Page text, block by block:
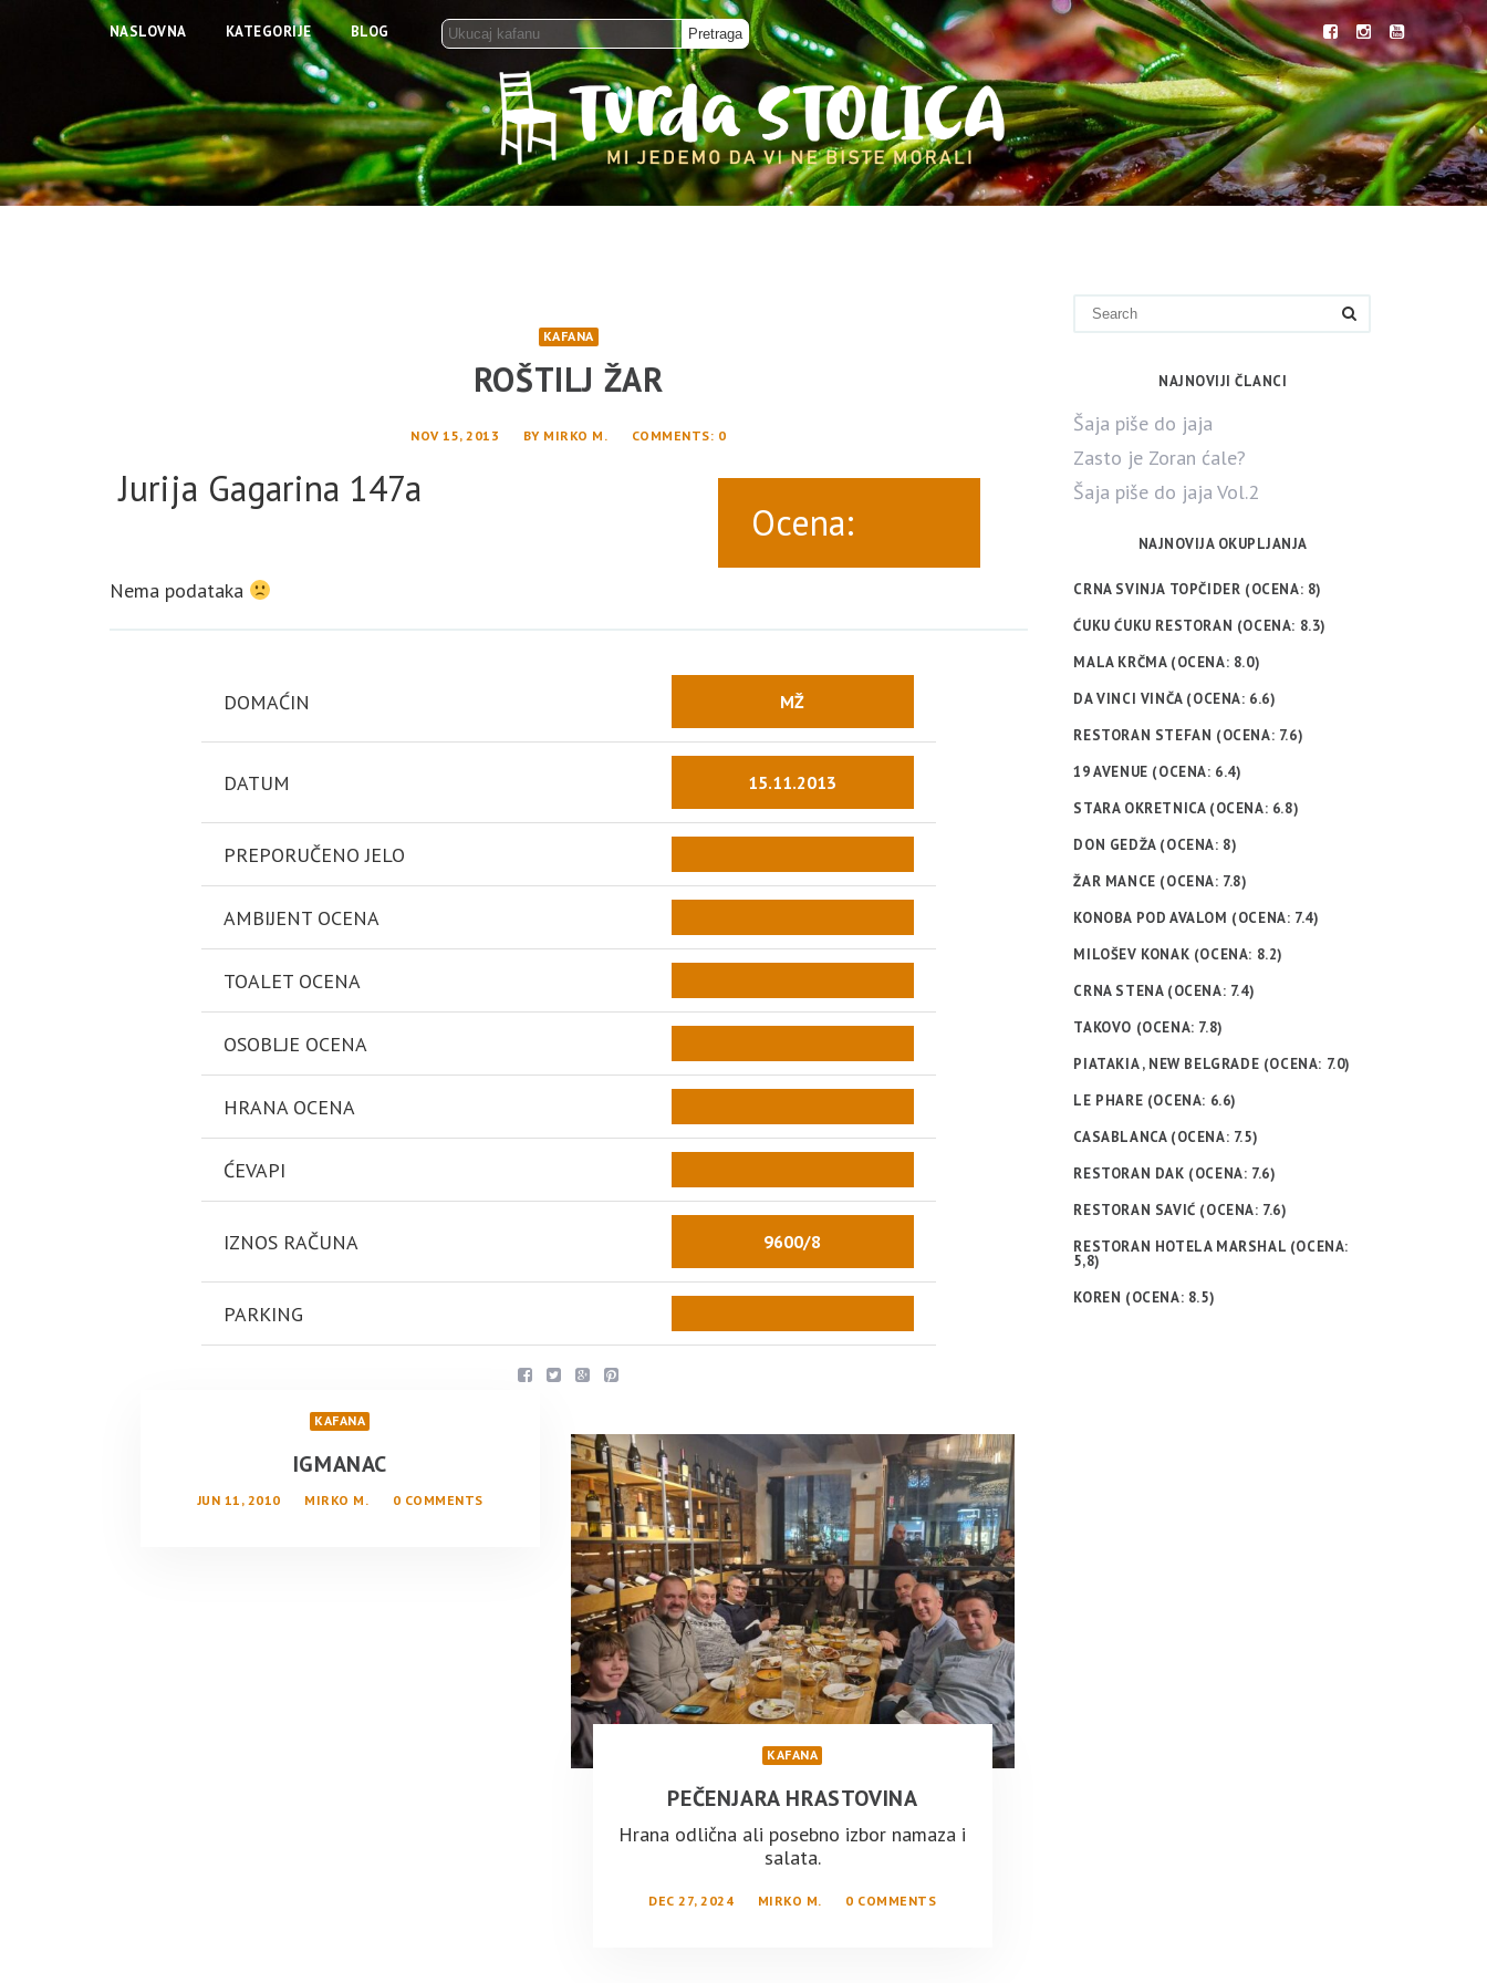
NASLOVNA KATEGORIJE BLOG
KAFANA
ROŠTILJ ŽAR
NOV 15, 2013 BY MIRKO M. COMMENTS: 0
Jurija Gagarina 147a
Ocena:
Nema podataka
DOMAĆIN MŽ
DATUM 15.11.2013
PREPORUČENO JELO
AMBIJENT OCENA
TOALET OCENA
OSOBLJE OCENA
HRANA OCENA
ĆEVAPI
IZNOS RAČUNA 9600/8
PARKING
KAFANA
IGMANAC
JUN 11, 2010 MIRKO M. 0 COMMENTS
KAFANA
PEČENJARA HRASTOVINA
Hrana odlična ali posebno izbor namaza i
salata.
DEC 27, 2024 MIRKO M. 0 COMMENTS
NAJNOVIJI ČLANCI
Šaja piše do jaja
Zasto je Zoran ćale?
Šaja piše do jaja Vol.2
NAJNOVIJA OKUPLJANJA
CRNA SVINJA TOPČIDER (OCENA: 8)
ĆUKU ĆUKU RESTORAN (OCENA: 8.3)
MALA KRČMA (OCENA: 8.0)
DA VINCI VINČA (OCENA: 6.6)
RESTORAN STEFAN (OCENA: 7.6)
19 AVENUE (OCENA: 6.4)
STARA OKRETNICA (OCENA: 6.8)
DON GEDŽA (OCENA: 8)
ŽAR MANCE (OCENA: 7.8)
KONOBA POD AVALOM (OCENA: 7.4)
MILOŠEV KONAK (OCENA: 8.2)
CRNA STENA (OCENA: 7.4)
TAKOVO (OCENA: 7.8)
PIATAKIA , NEW BELGRADE (OCENA: 7.0)
LE PHARE (OCENA: 6.6)
CASABLANCA (OCENA: 7.5)
RESTORAN DAK (OCENA: 7.6)
RESTORAN SAVIĆ (OCENA: 7.6)
RESTORAN HOTELA MARSHAL (OCENA:
5,8)
KOREN (OCENA: 8.5)